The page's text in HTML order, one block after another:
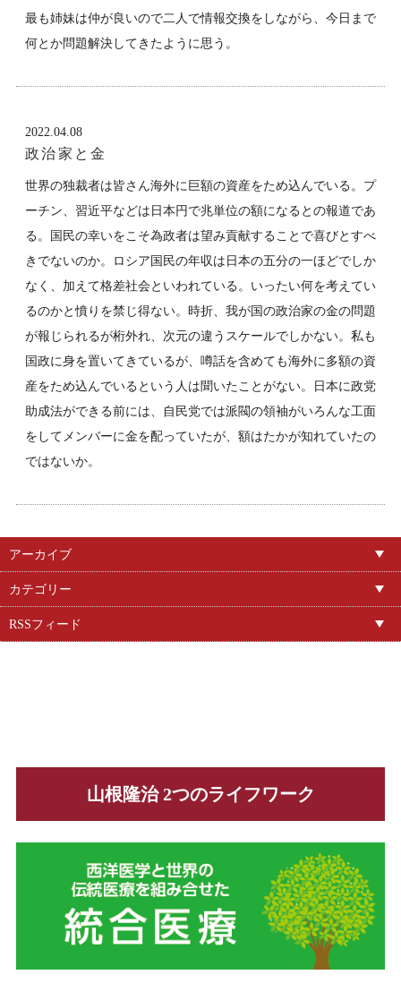
最も姉妹は仲が良いので二人で情報交換をしながら、今日まで
何とか問題解決してきたように思う。
2022.04.08
政治家と金
世界の独裁者は皆さん海外に巨額の資産をため込んでいる。プ
ーチン、習近平などは日本円で兆単位の額になるとの報道であ
る。国民の幸いをこそ為政者は望み貢献することで喜びとすべ
きでないのか。ロシア国民の年収は日本の五分の一ほどでしか
なく、加えて格差社会といわれている。いったい何を考えてい
るのかと憤りを禁じ得ない。時折、我が国の政治家の金の問題
が報じられるが桁外れ、次元の違うスケールでしかない。私も
国政に身を置いてきているが、噂話を含めても海外に多額の資
産をため込んでいるという人は聞いたことがない。日本に政党
助成法ができる前には、自民党では派閥の領袖がいろんな工面
をしてメンバーに金を配っていたが、額はたかが知れていたの
ではないか。
アーカイブ
カテゴリー
RSSフィード
山根隆治 2つのライフワーク